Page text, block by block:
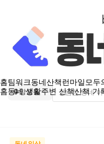
홈팀워크동네산책런마일모두
홈동네 생활주변 산책산책 기
망포동